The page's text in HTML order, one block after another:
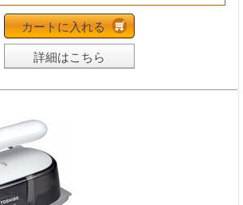
カートに入れる
詳細はこちら